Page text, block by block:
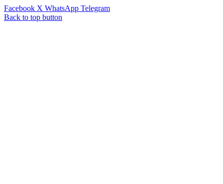
Facebook X WhatsApp Telegram
Back to top button